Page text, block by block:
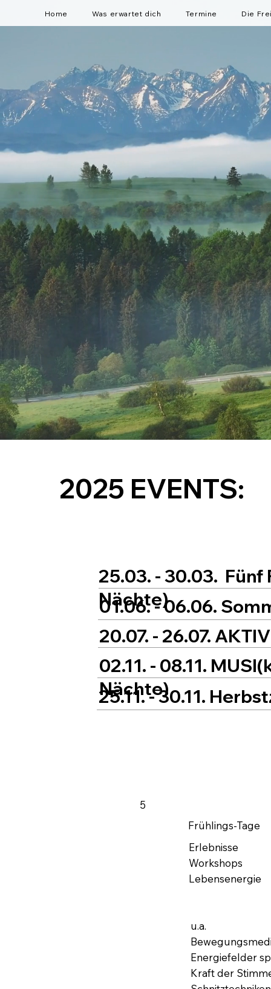
Home Was erwartet dich Termine Die
2025 EVENTS:
25.03. - 30.03.
Nächte)
01.06. - 06.06.
20.07. - 26.07.
02.11. - 08.11.
Nächte)
25.11. - 30.11.
5
Frühlings-Tage
Erlebnisse
Workshops
Lebensenergie
u.a.
Energiefelder
Kraft der